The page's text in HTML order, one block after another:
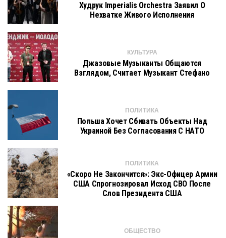
Худрук Imperialis Orchestra Заявил О
Нехватке Живого Исполнения
КУЛЬТУРА
Джазовые Музыканты Общаются
Взглядом, Считает Музыкант Стефано
ПОЛИТИКА
Польша Хочет Сбивать Объекты Над
Украиной Без Согласования С НАТО
ПОЛИТИКА
«Скоро Не Закончится»: Экс-Офицер Армии
США Спрогнозировал Исход СВО После
Слов Президента США
ОБЩЕСТВО